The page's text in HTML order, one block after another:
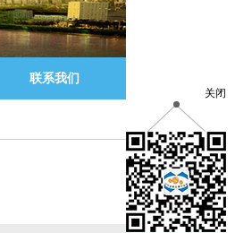
联系我们
关闭